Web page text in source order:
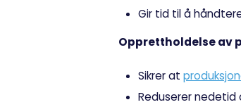
Gir tid til å
Opprettholdelse av
Sikrer at
Reduserer